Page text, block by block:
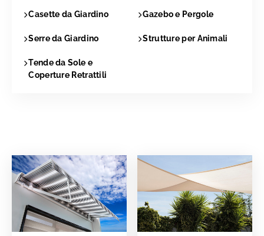
Casette da Giardino Gazebo e Pergole
Serre da Giardino Strutture per Animali
Tende da Sole e
Coperture Retrattili